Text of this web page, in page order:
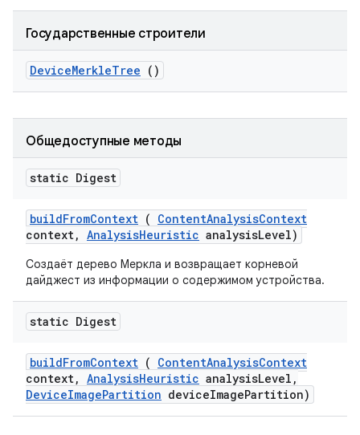
Государственные строители
DeviceMerkleTree ()
Общедоступные методы
static Digest
buildFromContext ( ContentAnalysisContext
context, AnalysisHeuristic analysisLevel)
Создаёт дерево Меркла и возвращает корневой
дайджест из информации о содержимом устройства.
static Digest
buildFromContext ( ContentAnalysisContext
context, AnalysisHeuristic analysisLevel ,
DeviceImagePartition deviceImagePartition)